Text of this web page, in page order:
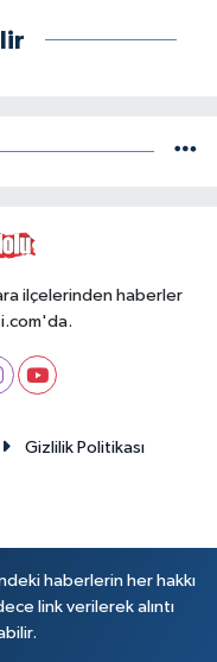
ilçelerinden haberler
Gizlilik Politikası
haberlerin her hakkı
link verilerek alıntı